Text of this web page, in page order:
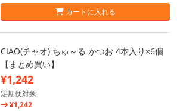
カートに入れる
CIAO(チャオ) ちゅ～る かつお 4本入り×6個
【まとめ買い】
¥1,242
定期便対象
¥1,242